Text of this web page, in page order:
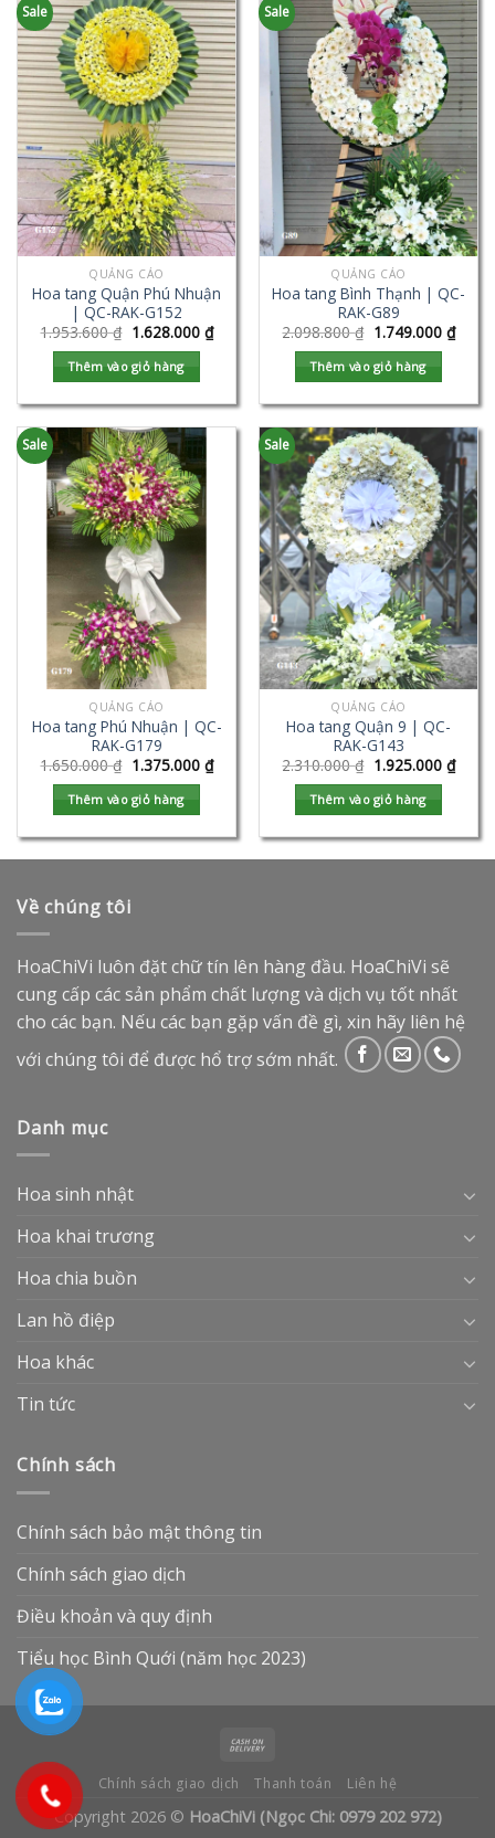
Sale
QUẢNG CÁO
Hoa tang Quận Phú Nhuận
| QC-RAK-G152
1.953.600₫ 1.628.000 ₫
Thêm vào giỏ hàng
Sale
QUẢNG CÁO
Hoa tang Bình Thạnh | QC-
RAK-G89
2.098.800₫ 1.749.000 ₫
Thêm vào giỏ hàng
Sale
QUẢNG CÁO
Hoa tang Phú Nhuận | QC-
RAK-G179
1.650.000₫ 1.375.000 ₫
Thêm vào giỏ hàng
Sale
QUẢNG CÁO
Hoa tang Quận 9 | QC-
RAK-G143
2.310.000₫ 1.925.000 ₫
Thêm vào giỏ hàng
Về chúng tôi
HoaChiVi luôn đặt chữ tín lên hàng đầu. HoaChiVi sẽ
cung cấp các sản phẩm chất lượng và dịch vụ tốt nhất
cho các bạn. Nếu các bạn gặp vấn đề gì, xin hãy liên hệ
với chúng tôi để được hổ trợ sớm nhất.
Danh mục
Hoa sinh nhật
Hoa khai trương
Hoa chia buồn
Lan hồ điệp
Hoa khác
Tin tức
Chính sách
Chính sách bảo mật thông tin
Chính sách giao dịch
Điều khoản và quy định
Tiểu học Bình Quới (năm học 2023)
Chính sách giao dịch Thanh toán Liên hệ
Copyright 2026 © HoaChiVi (Ngọc Chi: 0979 202 972)